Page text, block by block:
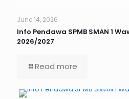
June 14, 2026
Info Pendawa SPMB SMAN 1
2026/2027
Read more